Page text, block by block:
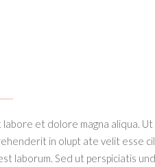
et dolore magna aliqua. Ut
in olupt ate velit esse
laborum. Sed ut perspiciatis